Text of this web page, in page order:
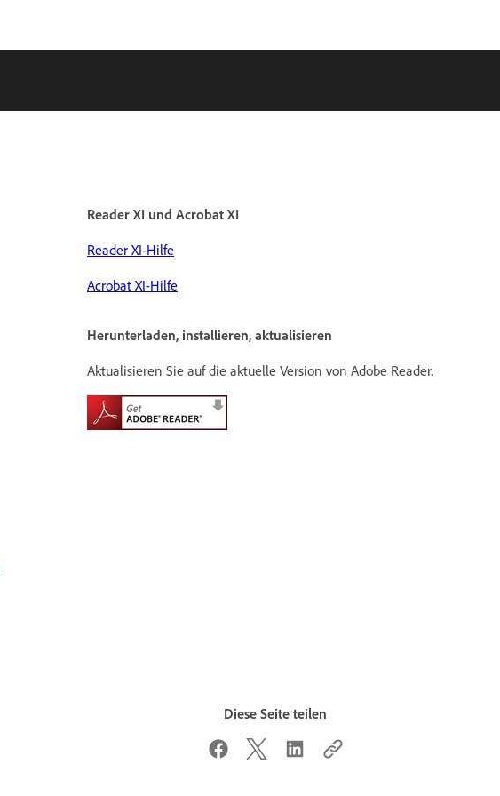
Reader XI und Acrobat XI
Reader XI-Hilfe
Acrobat XI-Hilfe
Herunterladen, installieren, aktualisieren
Aktualisieren Sie auf die aktuelle Version von Adobe Reader.
Diese Seite teilen